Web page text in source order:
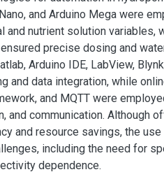
and Arduino Mega were
and nutrient solution variables,
precise dosing and
Arduino IDE, LabView,
and data integration, while
and MQTT were
and communication. Although
and resource savings, the
including the need for
dependence.